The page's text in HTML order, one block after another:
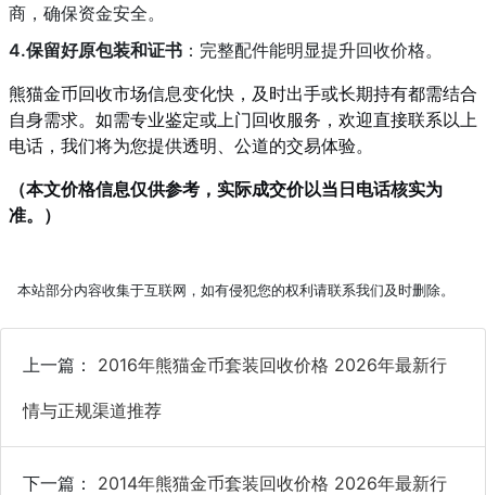
商，确保资金安全。
4.保留好原包装和证书 ：完整配件能明显提升回收价格。
熊猫金币回收市场信息变化快，及时出手或长期持有都需结合
自身需求。如需专业鉴定或上门回收服务，欢迎直接联系以上
电话，我们将为您提供透明、公道的交易体验。
（本文价格信息仅供参考，实际成交价以当日电话核实为
准。）
本站部分内容收集于互联网，如有侵犯您的权利请联系我们及时删除。
上一篇： 2016年熊猫金币套装回收价格 2026年最新行
情与正规渠道推荐
下一篇： 2014年熊猫金币套装回收价格 2026年最新行